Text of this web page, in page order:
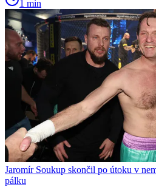
1 min
Jaromír Soukup skončil po útoku v
pálku